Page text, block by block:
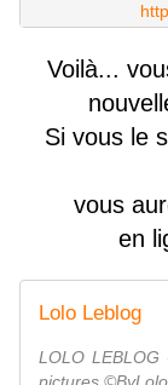
Voilà...
Si vous le
vous
en
Lolo Leblog
LOLO